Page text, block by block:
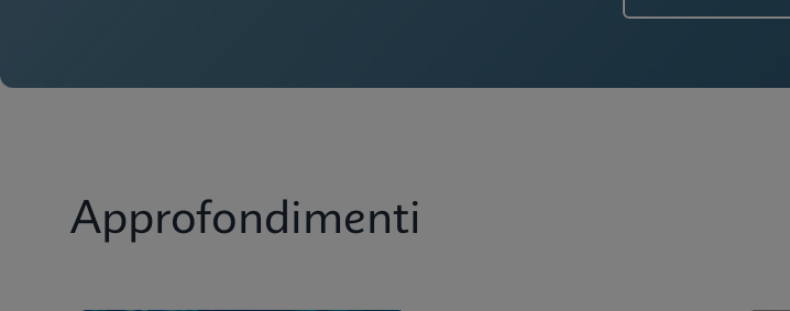
Approfondimenti